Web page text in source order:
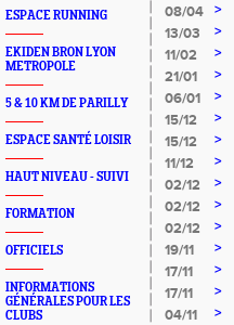
ESPACE RUNNING
EKIDEN BRON LYON
METROPOLE
5 & 10 KM DE PARILLY
ESPACE SANTÉ LOISIR
HAUT NIVEAU - SUIVI
FORMATION
OFFICIELS
INFORMATIONS
GÉNÉRALES POUR LES
CLUBS
08/04
>
13/03 >
11/02
>
21/01
>
06/01
>
15/12 >
15/12
>
11/12
>
02/12
>
02/12
>
02/12
>
19/11
>
17/11
>
17/11
>
04/11
>